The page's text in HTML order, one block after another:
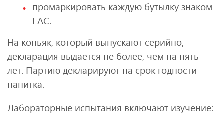
промаркировать каждую бутылку знаком
ЕАС.
На коньяк, который выпускают серийно,
декларация выдается не более, чем на пять
лет. Партию декларируют на срок годности
напитка.
Лабораторные испытания включают изучение: